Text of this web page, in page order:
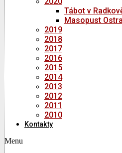
Tábot v
Masopust
2019
2018
2017
2016
2015
2014
2013
2012
2011
2010
Kontakty
Menu